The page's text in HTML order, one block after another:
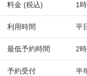
料金 (税込) 1
利用時間 平
最低予約時間 2
予約受付 半